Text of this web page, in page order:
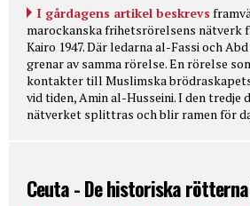
I gårdagens artikel beskrevs
marockanska frihetsrörelsens nätverk
Kairo 1947. Där ledarna al-Fassi och
grenar av samma rörelse. En rörelse
kontakter till Muslimska
vid tiden, Amin al-Husseini. I den tredje
nätverket splittras och blir ramen för
Ceuta - De historiska